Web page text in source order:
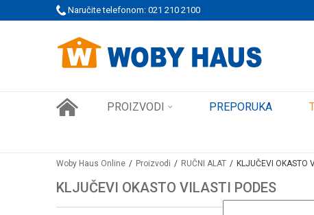
Naručite telefonom: 021 210 2100
PORUDŽBINE! SIGURNO PLAĆANJE PLATNIM KARTICAMA
PROIZVODI PREPORUKA
Woby Haus Online Proizvodi RUČNI ALAT KLJUČEVI OKASTO
KLJUČEVI OKASTO VILASTI PODES